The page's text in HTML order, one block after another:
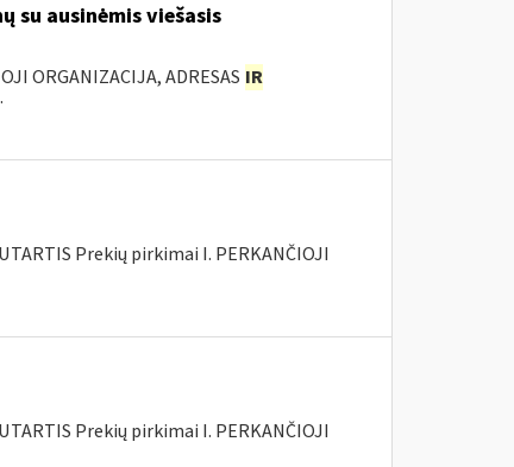
su ausinėmis viešasis
ORGANIZACIJA, ADRESAS IR
Prekių pirkimai I. PERKANČIOJI
Prekių pirkimai I. PERKANČIOJI